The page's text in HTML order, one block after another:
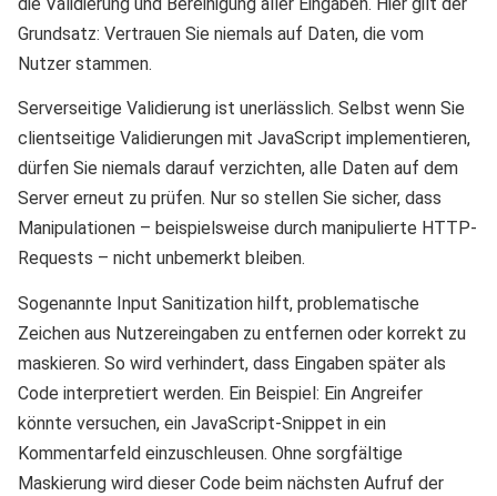
Grundsatz: Vertrauen Sie niemals auf Daten, die vom
Nutzer stammen.
Serverseitige Validierung ist unerlässlich. Selbst wenn Sie
clientseitige Validierungen mit JavaScript implementieren,
dürfen Sie niemals darauf verzichten, alle Daten auf dem
Server erneut zu prüfen. Nur so stellen Sie sicher, dass
Manipulationen – beispielsweise durch manipulierte HTTP-
Requests – nicht unbemerkt bleiben.
Sogenannte Input Sanitization hilft, problematische
Zeichen aus Nutzereingaben zu entfernen oder korrekt zu
maskieren. So wird verhindert, dass Eingaben später als
Code interpretiert werden. Ein Beispiel: Ein Angreifer
könnte versuchen, ein JavaScript-Snippet in ein
Kommentarfeld einzuschleusen. Ohne sorgfältige
Maskierung wird dieser Code beim nächsten Aufruf der